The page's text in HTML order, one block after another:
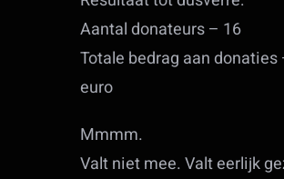
Aantal donateurs – 16
Totale bedrag aan donaties
euro
Mmmm.
Valt niet mee. Valt eerlijk